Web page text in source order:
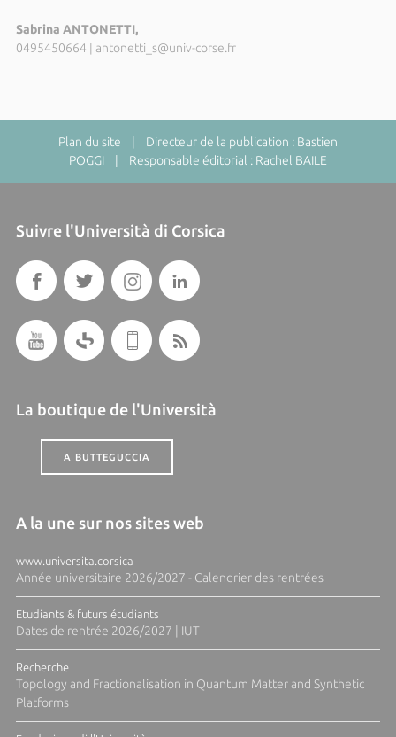
Sabrina ANTONETTI,
0495450664
antonetti_s@univ-corse.fr
Plan du site | Directeur de la publication : Bastien
POGGI | Responsable éditorial : Rachel BAILE
Suivre l'Università di Corsica
La boutique de l'Università
A BUTTEGUCCIA
A la une sur nos sites web
www.universita.corsica
Année universitaire 2026/2027 - Calendrier des rentrées
Etudiants & futurs étudiants
Dates de rentrée 2026/2027 | IUT
Recherche
Topology and Fractionalisation in Quantum Matter and Synthetic
Platforms